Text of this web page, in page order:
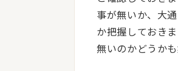
事が無いか、大
か把握しておき
無いのかどうか